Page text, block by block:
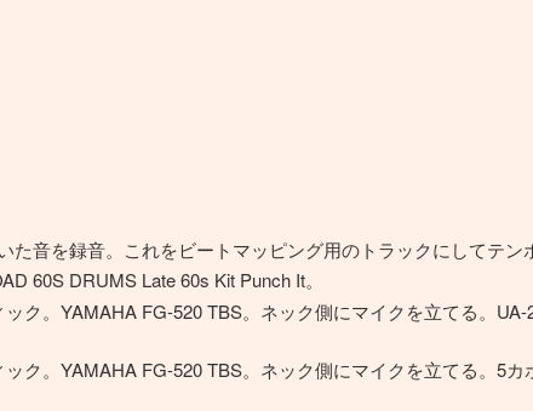
た音を録音。これをビートマッピング用のトラックにしてテン
60S DRUMS Late 60s Kit Punch It。
ク。YAMAHA FG-520 TBS。ネック側にマイクを立てる。
ク。YAMAHA FG-520 TBS。ネック側にマイクを立てる。5